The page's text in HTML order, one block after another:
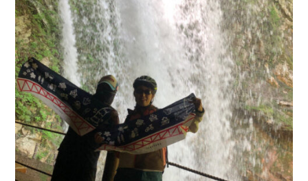
喫！
イ
ー
バ
イ
ク
で
高
山
村